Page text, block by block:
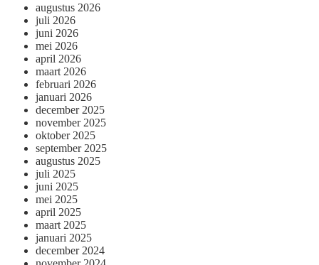
augustus 2026
juli 2026
juni 2026
mei 2026
april 2026
maart 2026
februari 2026
januari 2026
december 2025
november 2025
oktober 2025
september 2025
augustus 2025
juli 2025
juni 2025
mei 2025
april 2025
maart 2025
januari 2025
december 2024